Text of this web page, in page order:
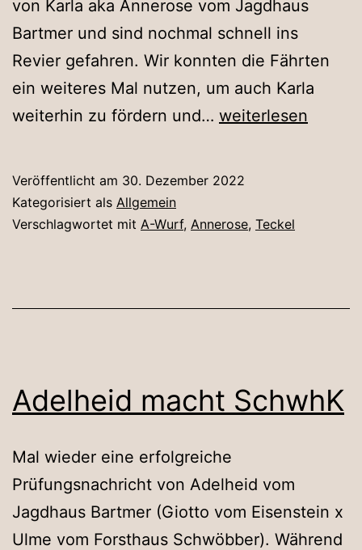
von Karla aka Annerose vom Jagdhaus
Bartmer und sind nochmal schnell ins
Revier gefahren. Wir konnten die Fährten
ein weiteres Mal nutzen, um auch Karla
weiterhin zu fördern und… Besuch
weiterlesen
Veröffentlicht am 30. Dezember 2022
Kategorisiert als Allgemein
Verschlagwortet mit A-Wurf, Annerose, Teckel
Adelheid macht SchwhK
Mal wieder eine erfolgreiche
Prüfungsnachricht von Adelheid vom
Jagdhaus Bartmer (Giotto vom Eisenstein x
Ulme vom Forsthaus Schwöbber). Während